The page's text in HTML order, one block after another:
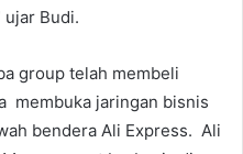
ujar Budi.
group telah membeli
membuka jaringan bisnis
bendera Ali Express. Ali